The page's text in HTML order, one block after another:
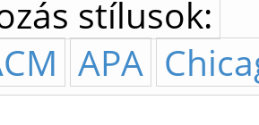
stílusok:
APA